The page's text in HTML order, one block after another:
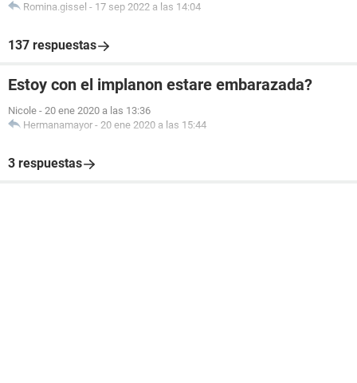
Romina.gissel - 17 sep 2022 a las 14:04
137 respuestas
Estoy con el implanon estare embarazada?
Nicole - 20 ene 2020 a las 13:36
Hermanamayor - 20 ene 2020 a las 15:44
3 respuestas